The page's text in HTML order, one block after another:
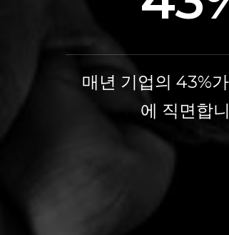
매년 기업의 43%
에 직면합